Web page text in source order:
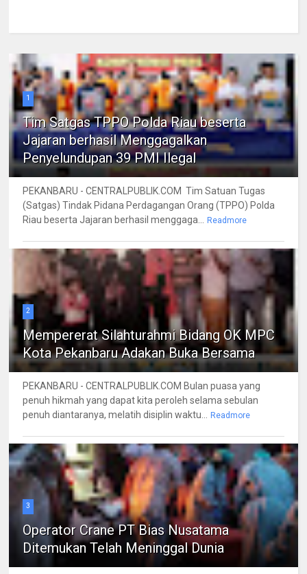
1
Tim Satgas TPPO Polda Riau beserta
Jajaran berhasil Menggagalkan
Penyelundupan 39 PMI Ilegal
PEKANBARU - CENTRALPUBLIK.COM Tim Satuan Tugas
(Satgas) Tindak Pidana Perdagangan Orang (TPPO) Polda
Riau beserta Jajaran berhasil menggaga...
Readmore
2
Mempererat Silahturahmi Bidang OK MPC
Kota Pekanbaru Adakan Buka Bersama
PEKANBARU - CENTRALPUBLIK.COM Bulan puasa yang
penuh hikmah yang dapat kita peroleh selama sebulan
penuh diantaranya, melatih disiplin waktu...
Readmore
3
Operator Crane PT Bias Nusatama
Ditemukan Telah Meninggal Dunia